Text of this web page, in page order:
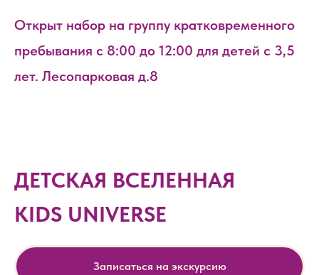
Открыт набор на группу кратковременного
пребывания с 8:00 до 12:00 для детей с 3,5
лет. Лесопарковая д.8
ДЕТСКАЯ ВСЕЛЕННАЯ
KIDS UNIVERSE
Записаться на экскурсию